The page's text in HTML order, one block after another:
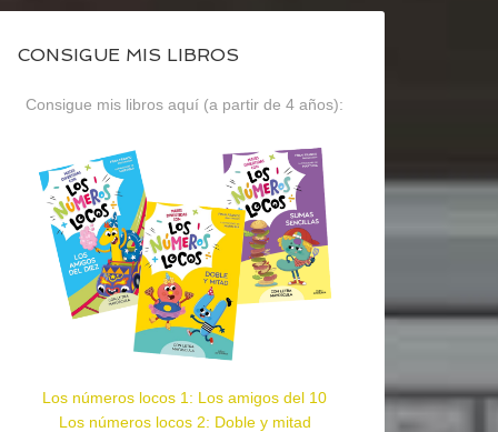
CONSIGUE MIS LIBROS
Consigue mis libros aquí (a partir de 4 años):
Los números locos 1: Los amigos del 10
Los números locos 2: Doble y mitad